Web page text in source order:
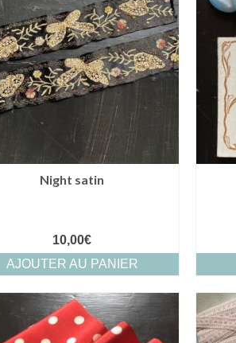
Night satin
10,00€
AJOUTER AU PANIER